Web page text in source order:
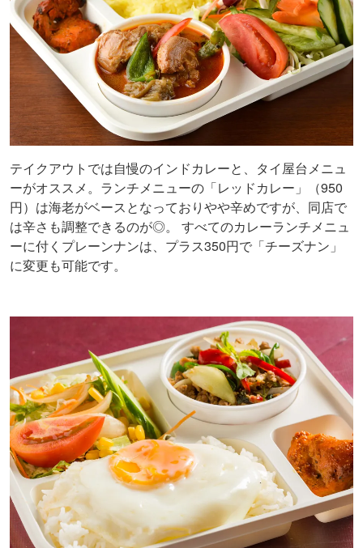
テイクアウトでは自慢のインドカレーと、タイ屋台メニュ
ーがオススメ。ランチメニューの「レッドカレー」（950
円）は海老がベースとなっておりやや辛めですが、同店で
は辛さも調整できるのが◎。 すべてのカレーランチメニュ
ーに付くプレーンナンは、プラス350円で「チーズナン」
に変更も可能です。